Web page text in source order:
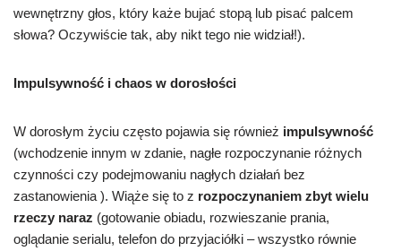
wewnętrzny głos, który każe bujać stopą lub pisać palcem
słowa? Oczywiście tak, aby nikt tego nie widział!).
Impulsywność i chaos w dorosłości
W dorosłym życiu często pojawia się również impulsywność
(wchodzenie innym w zdanie, nagłe rozpoczynanie różnych
czynności czy podejmowaniu nagłych działań bez
zastanowienia ). Wiąże się to z rozpoczynaniem zbyt wielu
rzeczy naraz (gotowanie obiadu, rozwieszanie prania,
oglądanie serialu, telefon do przyjaciółki – wszystko równie